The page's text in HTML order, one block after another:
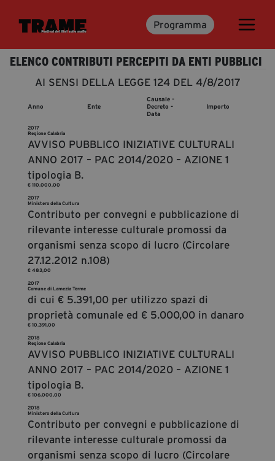
Programma
Trame.15
Programma
Libri
Media & Press
News & Kit
Accrediti Stampa
Cartella Stampa
Rassegna Stampa
Partecipa
Diventa Partner
Fondazione Trame
Chi Siamo
Civico Trame
#Trameascuola
Visioni Civiche
Mostra 3D - Visioni Civiche
ELENCO CONTRIBUTI PERCEPITI DA ENTI PUBBLICI
AI SENSI DELLA LEGGE 124 DEL 4/8/2017
Anno Ente
Causale -
Decreto -
Data
Importo
2017
Regione Calabria
AVVISO PUBBLICO INIZIATIVE CULTURALI
ANNO 2017 – PAC 2014/2020 – AZIONE 1
tipologia B.
€ 110.000,00
2017
Ministero della Cultura
Contributo per convegni e pubblicazione di
rilevante interesse culturale promossi da
organismi senza scopo di lucro (Circolare
27.12.2012 n.108)
€ 483,00
2017
Comune di Lamezia Terme
di cui € 5.391,00 per utilizzo spazi di
proprietà comunale ed € 5.000,00 in danaro
€ 10.391,00
2018
Regione Calabria
AVVISO PUBBLICO INIZIATIVE CULTURALI
ANNO 2017 – PAC 2014/2020 – AZIONE 1
tipologia B.
€ 106.000,00
2018
Ministero della Cultura
Contributo per convegni e pubblicazione di
rilevante interesse culturale promossi da
organismi senza scopo di lucro (Circolare